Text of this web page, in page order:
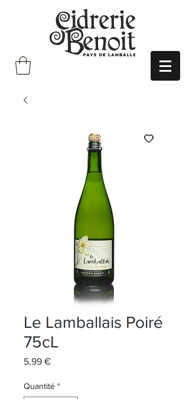
Le Lamballais Poiré
75cL
5,99 €Prix
Quantité *